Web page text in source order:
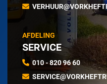
AFDELING
SERVICE
010 - 820 96 60